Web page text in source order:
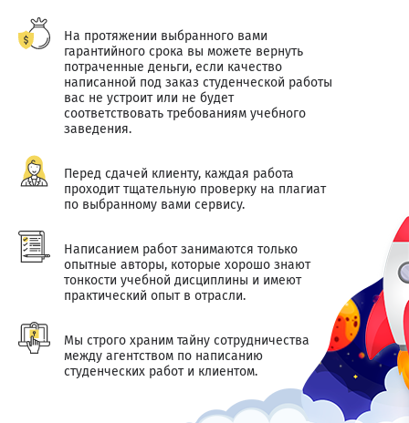
На протяжении выбранного вами
гарантийного срока вы можете вернуть
потраченные деньги, если качество
написанной под заказ студенческой работы
вас не устроит или не будет
соответствовать требованиям учебного
заведения.
Перед сдачей клиенту, каждая работа
проходит тщательную проверку на плагиат
по выбранному вами сервису.
Написанием работ занимаются только
опытные авторы, которые хорошо знают
тонкости учебной дисциплины и имеют
практический опыт в отрасли.
Мы строго храним тайну сотрудничества
между агентством по написанию
студенческих работ и клиентом.